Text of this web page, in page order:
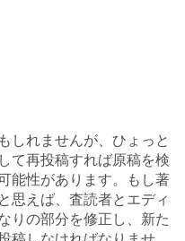
しれませんが、ひょっと
て再投稿すれば原稿を検
能性があります。もし著
思えば、査読者とエディ
りの部分を修正し、新た